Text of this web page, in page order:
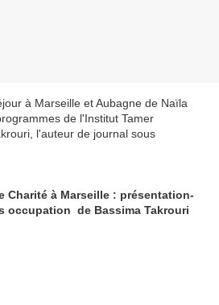
à Marseille et Aubagne de Naïla
de l'Institut Tamer
l'auteur de journal sous
Charité à Marseille : présentation-
occupation de Bassima Takrouri